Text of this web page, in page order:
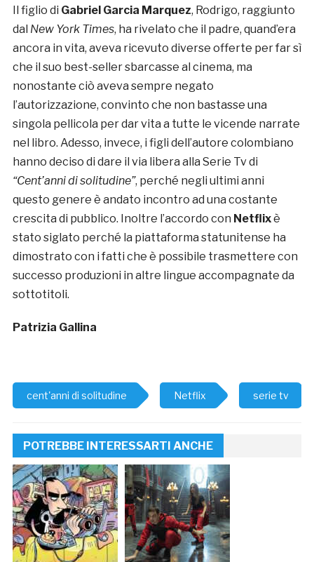
Il figlio di Gabriel Garcia Marquez, Rodrigo, raggiunto
dal New York Times, ha rivelato che il padre, quand’era
ancora in vita, aveva ricevuto diverse offerte per far sì
che il suo best-seller sbarcasse al cinema, ma
nonostante ciò aveva sempre negato
l’autorizzazione, convinto che non bastasse una
singola pellicola per dar vita a tutte le vicende narrate
nel libro. Adesso, invece, i figli dell’autore colombiano
hanno deciso di dare il via libera alla Serie Tv di
“Cent’anni di solitudine”, perché negli ultimi anni
questo genere è andato incontro ad una costante
crescita di pubblico. Inoltre l’accordo con Netflixè
stato siglato perché la piattaforma statunitense ha
dimostrato con i fatti che è possibile trasmettere con
successo produzioni in altre lingue accompagnate da
sottotitoli.
Patrizia Gallina
cent'anni di solitudine Netflix serie tv
POTREBBE INTERESSARTI ANCHE